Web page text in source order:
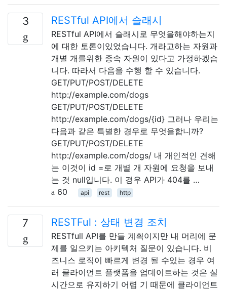
3 RESTful API에서 슬래시
RESTful API에서 슬래시로 무엇을해야하는지
에 대한 토론이있었습니다. 개라고하는 자원과
개별 개를위한 종속 자원이 있다고 가정하겠습
니다. 따라서 다음을 수행 할 수 있습니다.
GET/PUT/POST/DELETE
http://example.com/dogs
GET/PUT/POST/DELETE
http://example.com/dogs/{id} 그러나 우리는
다음과 같은 특별한 경우로 무엇을합니까?
GET/PUT/POST/DELETE
http://example.com/dogs/ 내 개인적인 견해
는 이것이 id =로 개별 개 자원에 요청을 보내
는 것 null입니다. 이 경우 API가 404를 …
60
api rest http
7 RESTFul : 상태 변경 조치
RESTfull API를 만들 계획이지만 내 머리에 문
제를 일으키는 아키텍처 질문이 있습니다. 비
즈니스 로직이 빠르게 변경 될 수있는 경우 여
러 클라이언트 플랫폼을 업데이트하는 것은 실
시간으로 유지하기 어렵 기 때문에 클라이언트